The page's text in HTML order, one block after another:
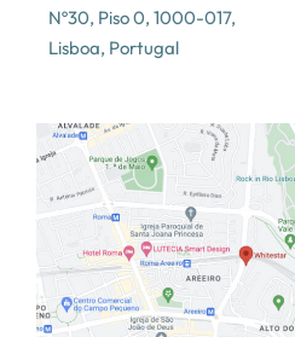
Nº30, Piso 0, 1000-017,
Lisboa, Portugal